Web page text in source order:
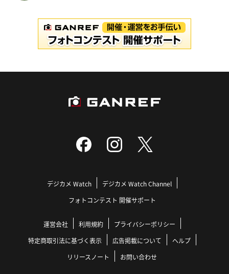
デジカメ Watch
デジカメ Watch Channel
フォトコンテスト 開催サポート
運営会社 利用規約
プライバシーポリシー
特定商取引法に基づく表示
広告掲載について
ヘルプ
リリースノート
お問い合わせ